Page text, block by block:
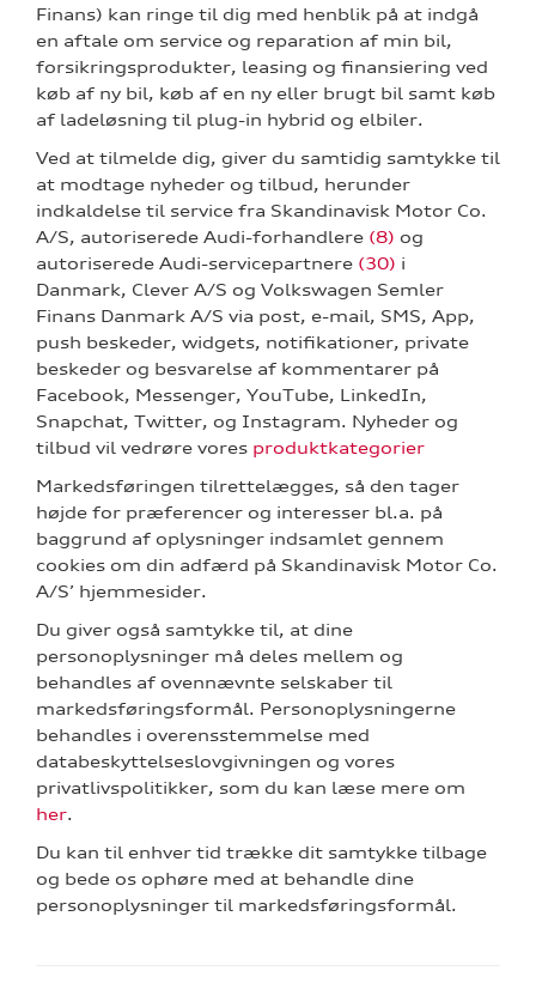
Finans) kan ringe til dig med henblik på at indgå
en aftale om service og reparation af min bil,
forsikringsprodukter, leasing og finansiering ved
køb af ny bil, køb af en ny eller brugt bil samt køb
af ladeløsning til plug-in hybrid og elbiler.
Ved at tilmelde dig, giver du samtidig samtykke til
at modtage nyheder og tilbud, herunder
indkaldelse til service fra Skandinavisk Motor Co.
A/S, autoriserede Audi-forhandlere (8) og
autoriserede Audi-servicepartnere (30) i
Danmark, Clever A/S og Volkswagen Semler
Finans Danmark A/S via post, e-mail, SMS, App,
push beskeder, widgets, notifikationer, private
beskeder og besvarelse af kommentarer på
Facebook, Messenger, YouTube, LinkedIn,
Snapchat, Twitter, og Instagram. Nyheder og
tilbud vil vedrøre vores produktkategorier
Markedsføringen tilrettelægges, så den tager
højde for præferencer og interesser bl.a. på
baggrund af oplysninger indsamlet gennem
cookies om din adfærd på Skandinavisk Motor Co.
A/S’ hjemmesider.
Du giver også samtykke til, at dine
personoplysninger må deles mellem og
behandles af ovennævnte selskaber til
markedsføringsformål. Personoplysningerne
behandles i overensstemmelse med
databeskyttelseslovgivningen og vores
privatlivspolitikker, som du kan læse mere om
her.
Du kan til enhver tid trække dit samtykke tilbage
og bede os ophøre med at behandle dine
personoplysninger til markedsføringsformål.